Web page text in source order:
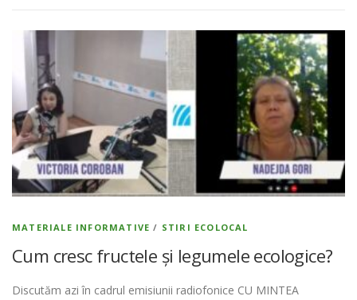
MATERIALE INFORMATIVE / STIRI ECOLOCAL
Cum cresc fructele și legumele ecologice?
Discutăm azi în cadrul emisiunii radiofonice CU MINTEA